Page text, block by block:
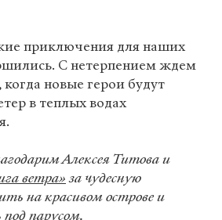
приключения для наших
С нетерпением ждем
новые герои будут
в теплых водах
Алексея Титова и
ветра»за чудесную
на красивом острове и
парусом.